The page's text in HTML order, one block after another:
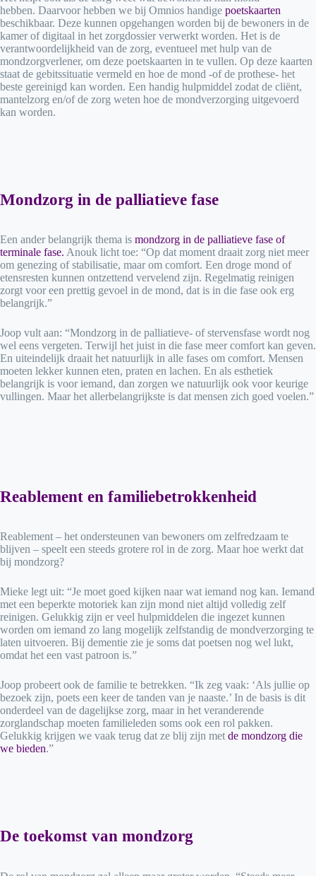
hebben. Daarvoor hebben we bij Omnios handige poetskaarten
beschikbaar. Deze kunnen opgehangen worden bij de bewoners in de
kamer of digitaal in het zorgdossier verwerkt worden. Het is de
verantwoordelijkheid van de zorg, eventueel met hulp van de
mondzorgverlener, om deze poetskaarten in te vullen. Op deze kaarten
staat de gebitssituatie vermeld en hoe de mond -of de prothese- het
beste gereinigd kan worden. Een handig hulpmiddel zodat de cliënt,
mantelzorg en/of de zorg weten hoe de mondverzorging uitgevoerd
kan worden.
Mondzorg in de palliatieve fase
Een ander belangrijk thema is mondzorg in de palliatieve fase of
terminale fase. Anouk licht toe: “Op dat moment draait zorg niet meer
om genezing of stabilisatie, maar om comfort. Een droge mond of
etensresten kunnen ontzettend vervelend zijn. Regelmatig reinigen
zorgt voor een prettig gevoel in de mond, dat is in die fase ook erg
belangrijk.”
Joop vult aan: “Mondzorg in de palliatieve- of stervensfase wordt nog
wel eens vergeten. Terwijl het juist in die fase meer comfort kan geven.
En uiteindelijk draait het natuurlijk in alle fases om comfort. Mensen
moeten lekker kunnen eten, praten en lachen. En als esthetiek
belangrijk is voor iemand, dan zorgen we natuurlijk ook voor keurige
vullingen. Maar het allerbelangrijkste is dat mensen zich goed voelen.”
Reablement en familiebetrokkenheid
Reablement – het ondersteunen van bewoners om zelfredzaam te
blijven – speelt een steeds grotere rol in de zorg. Maar hoe werkt dat
bij mondzorg?
Mieke legt uit: “Je moet goed kijken naar wat iemand nog kan. Iemand
met een beperkte motoriek kan zijn mond niet altijd volledig zelf
reinigen. Gelukkig zijn er veel hulpmiddelen die ingezet kunnen
worden om iemand zo lang mogelijk zelfstandig de mondverzorging te
laten uitvoeren. Bij dementie zie je soms dat poetsen nog wel lukt,
omdat het een vast patroon is.”
Joop probeert ook de familie te betrekken. “Ik zeg vaak: ‘Als jullie op
bezoek zijn, poets een keer de tanden van je naaste.’ In de basis is dit
onderdeel van de dagelijkse zorg, maar in het veranderende
zorglandschap moeten familieleden soms ook een rol pakken.
Gelukkig krijgen we vaak terug dat ze blij zijn metde mondzorg die
we bieden.”
De toekomst van mondzorg